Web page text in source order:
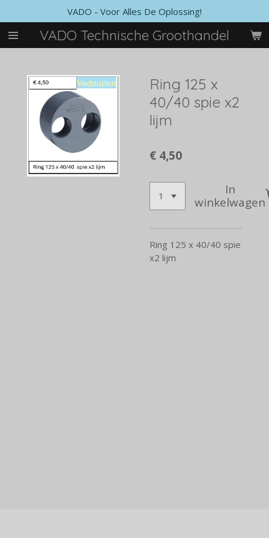
direct
naar
de
VADO Technische Groothandel
VADO - Voor Alles De Oplossing!
Ring 125 x
40/40 spie x2
lijm
€ 4,50
In
winkelwagen
Ring 125 x 40/40 spie
x2 lijm